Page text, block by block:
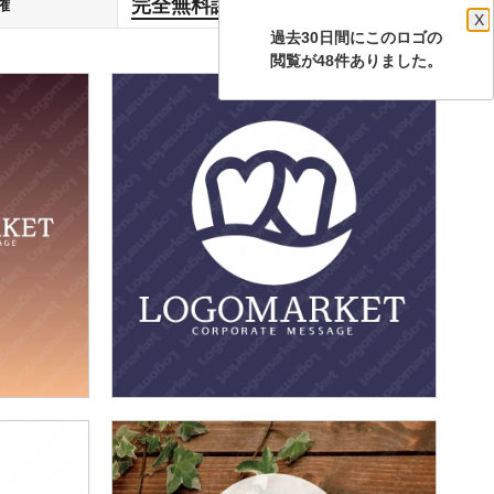
過去30日間にこのロゴの
X
閲覧が48件ありました。